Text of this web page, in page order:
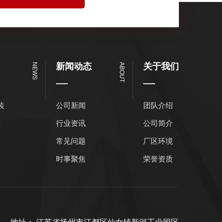
新闻动态
NEWS
公司新闻
行业资讯
常见问题
时事聚焦
关于我们
ABOUT
团队介绍
公司简介
厂区环境
荣誉资质